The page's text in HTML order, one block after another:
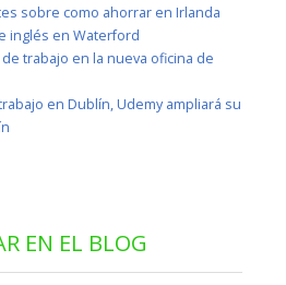
sobre como ahorrar en Irlanda
inglés en Waterford
trabajo en la nueva oficina de
en Dublín, Udemy ampliará su
EN EL BLOG